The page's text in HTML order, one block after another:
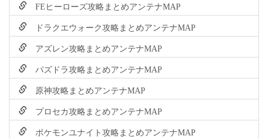
FEヒーローズ攻略まとめアンテナMAP
ドラクエウォーク攻略まとめアンテナMAP
アズレン攻略まとめアンテナMAP
パズドラ攻略まとめアンテナMAP
原神攻略まとめアンテナMAP
プロセカ攻略まとめアンテナMAP
ポケモンユナイト攻略まとめアンテナMAP